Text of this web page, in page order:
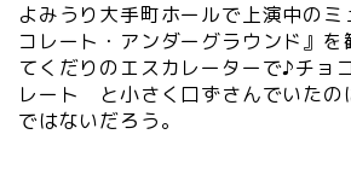
よみうり大手町ホールで上演中のミ
コレート・アンダーグラウンド』を
てくだりのエスカレーターで♪チョ
レート と小さく口ずさんでいたの
ではないだろう。